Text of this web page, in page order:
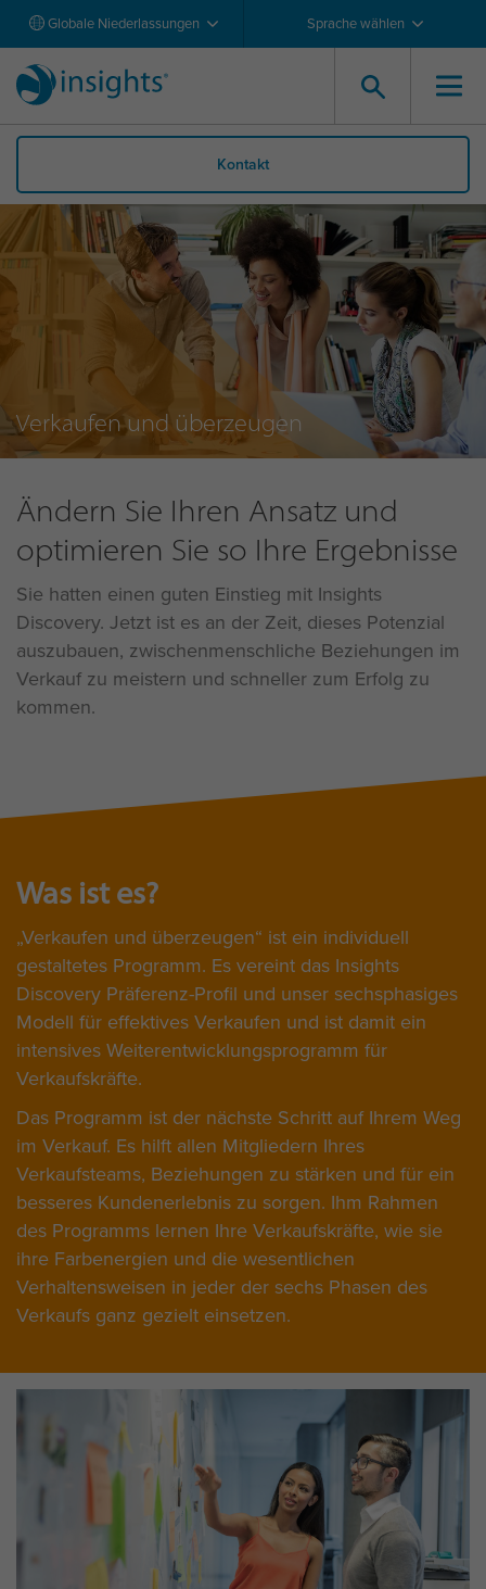
Globale Niederlassungen Sprache wählen
Kontakt
Verkaufen und überzeugen
Ändern Sie Ihren Ansatz und
optimieren Sie so Ihre Ergebnisse
Sie hatten einen guten Einstieg mit Insights
Discovery. Jetzt ist es an der Zeit, dieses Potenzial
auszubauen, zwischenmenschliche Beziehungen im
Verkauf zu meistern und schneller zum Erfolg zu
kommen.
Was ist es?
Verkaufen und überzeugen“ ist ein individuell
gestaltetes Programm. Es vereint das Insights
Discovery Präferenz-Profil und unser sechsphasiges
Modell für effektives Verkaufen und ist damit ein
intensives Weiterentwicklungsprogramm für
Verkaufskräfte.
Das Programm ist der nächste Schritt auf Ihrem Weg
im Verkauf. Es hilft allen Mitgliedern Ihres
Verkaufsteams, Beziehungen zu stärken und für ein
besseres Kundenerlebnis zu sorgen. Ihm Rahmen
des Programms lernen Ihre Verkaufskräfte, wie sie
ihre Farbenergien und die wesentlichen
Verhaltensweisen in jeder der sechs Phasen des
Verkaufs ganz gezielt einsetzen.